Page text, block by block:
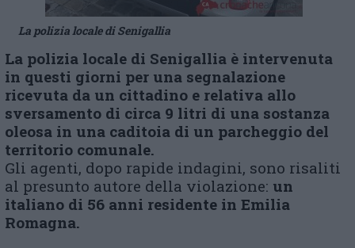
La polizia locale di Senigallia
La polizia locale di Senigallia è intervenuta
in questi giorni per una segnalazione
ricevuta da un cittadino e relativa allo
sversamento di circa 9 litri di una sostanza
oleosa in una caditoia di un parcheggio del
territorio comunale.
Gli agenti, dopo rapide indagini, sono risaliti
al presunto autore della violazione: un
italiano di 56 anni residente in Emilia
Romagna.